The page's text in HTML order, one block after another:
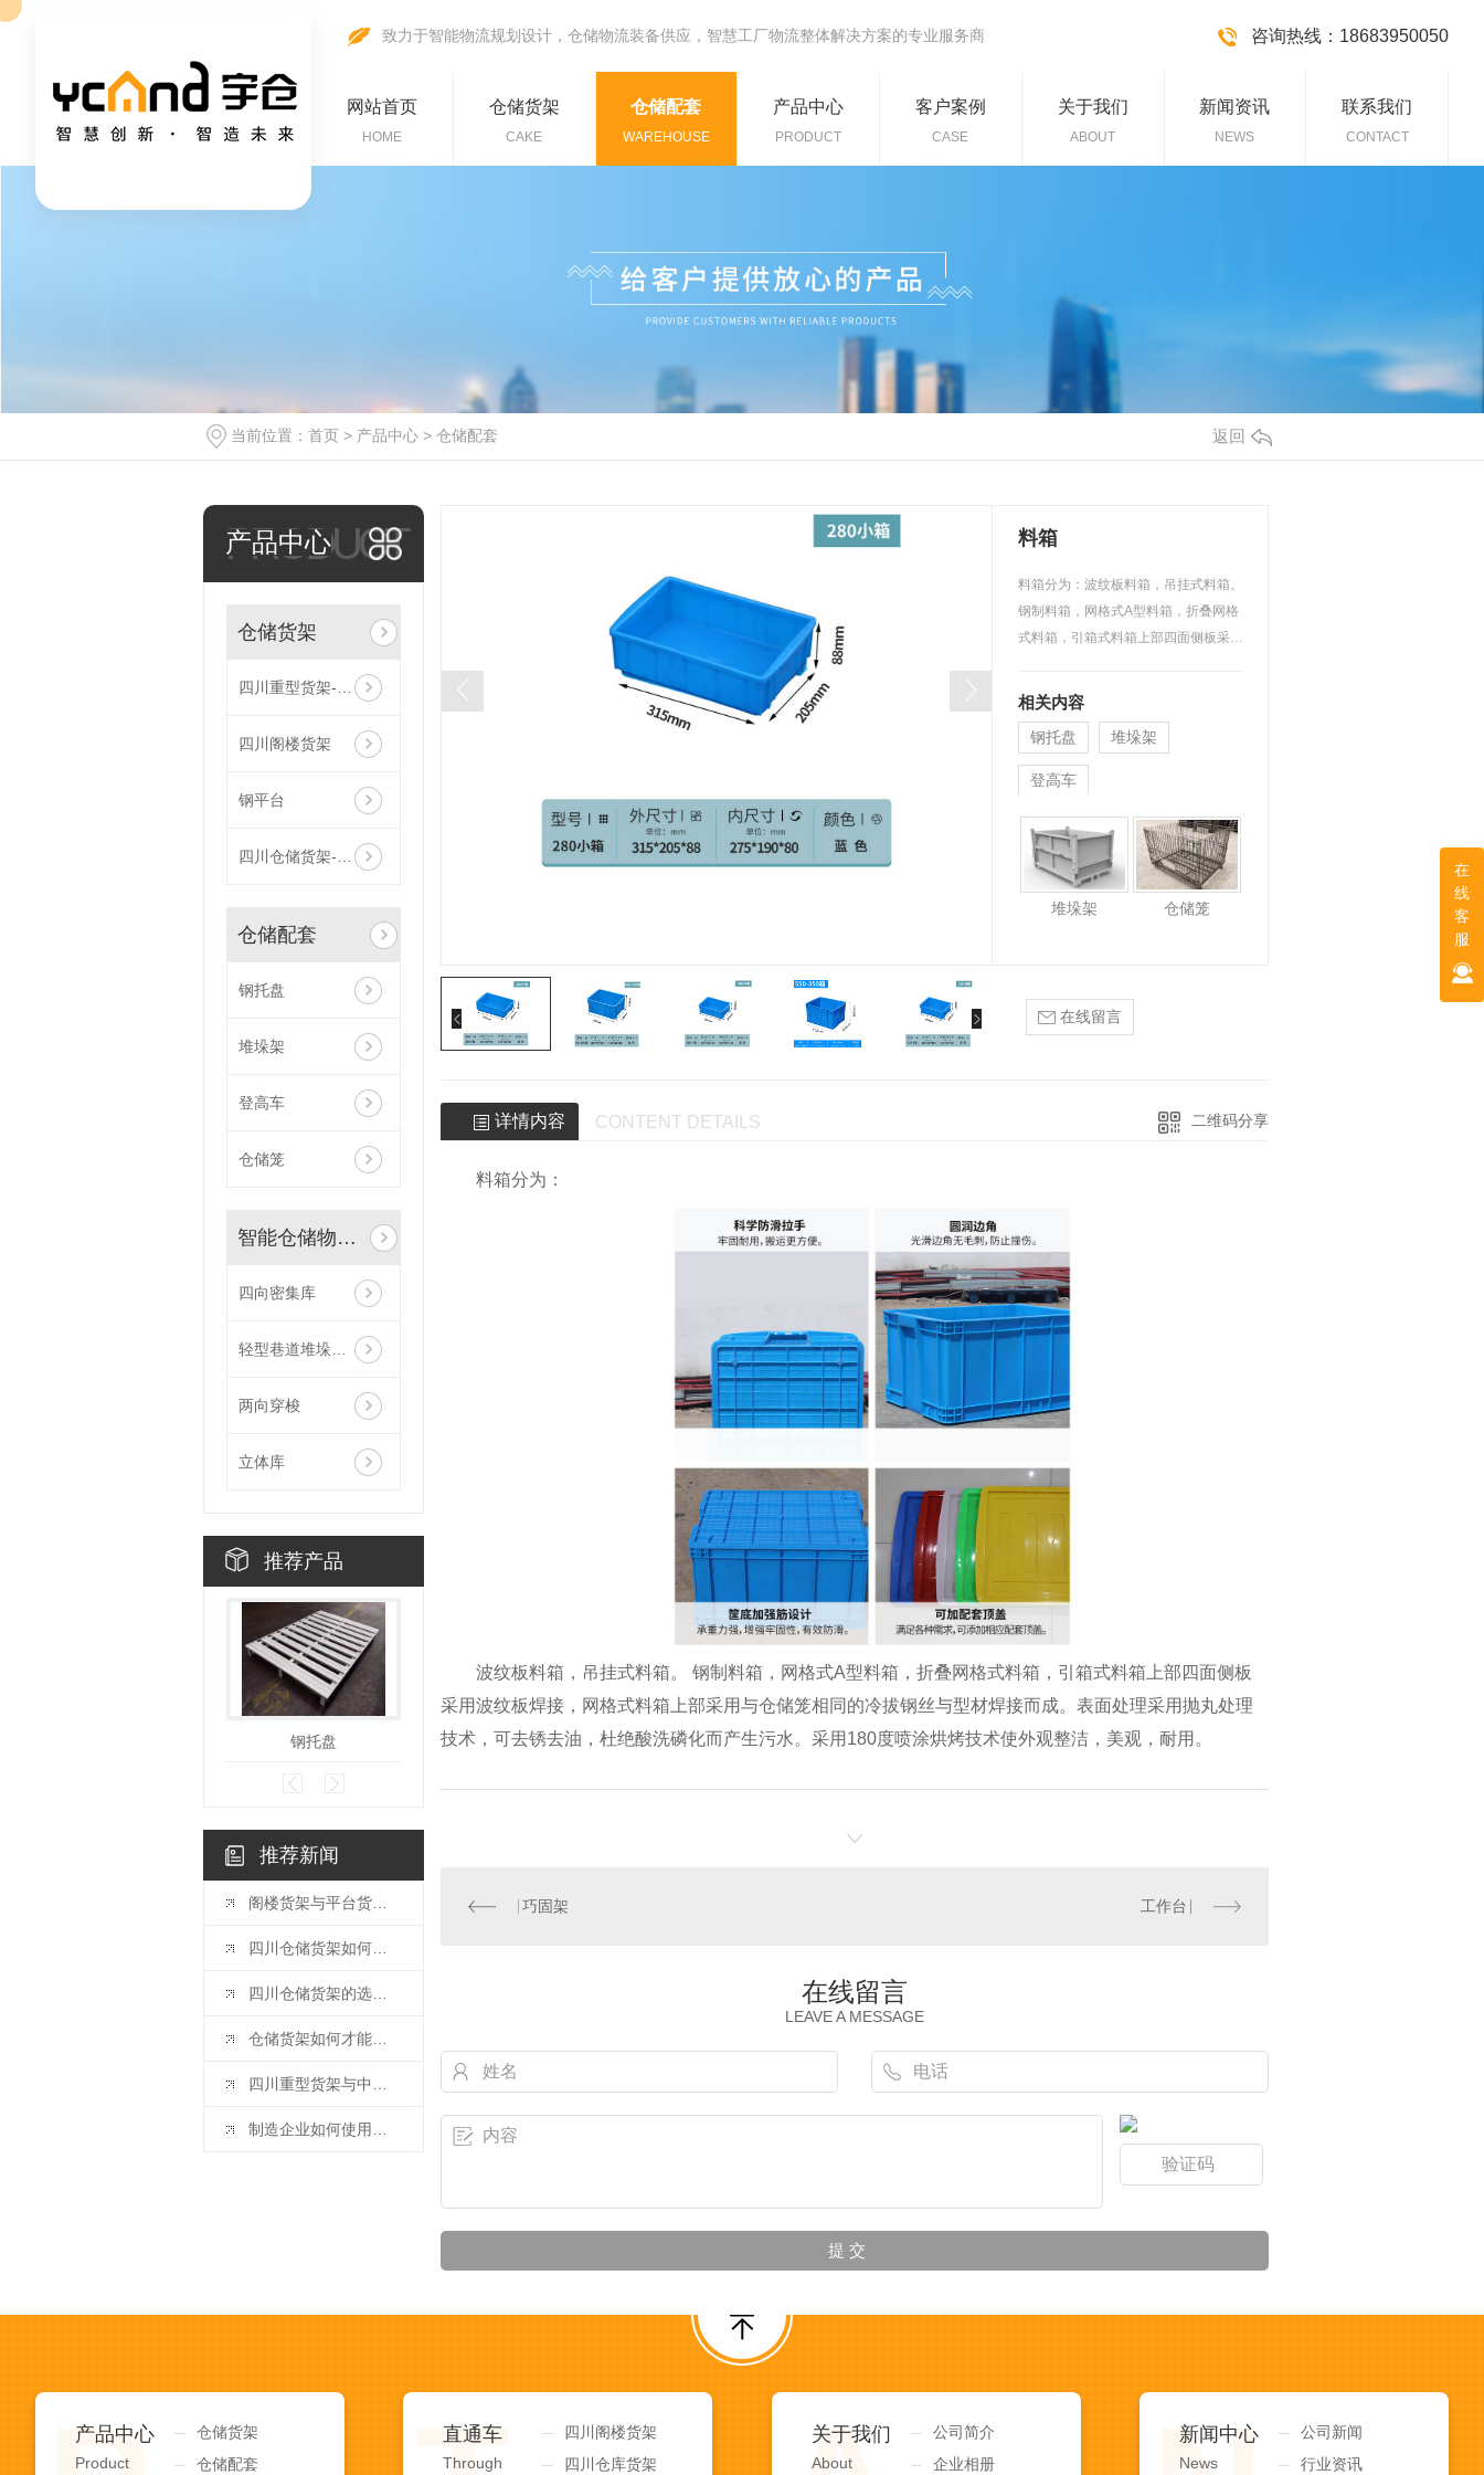
致力于智能物流规划设计，仓储物流装备供应，智慧工厂物流整体解决方案的专业服务商 咨询热线：18683950050
网站首页
HOME
仓储货架
CAKE
仓储配套
WAREHOUSE
产品中心
PRODUCT
客户案例
CASE
关于我们
ABOUT
新闻资讯
NEWS
联系我们
CONTACT
当前位置： 首页 > 产品中心 > 仓储配套 返回
PRODUCT
产品中心
仓储货架
四川重型货架-横梁式
四川阁楼货架
钢平台
四川仓储货架-模具货架
仓储配套
钢托盘
堆垛架
登高车
仓储笼
智能仓储物流系统
四向密集库
轻型巷道堆垛机立体库
两向穿梭
立体库
推荐产品
钢托盘 堆垛架 登高车 仓储笼
推荐新闻
阁楼货架与平台货架该怎么选择？？？
四川仓储货架如何更好的做好防锈呢？
四川仓储货架的选购需要考虑哪些呢？
仓储货架如何才能设计出众？这七大因素缺一不可！
四川重型货架与中型货架两者有何区别，如何区分呢？
制造企业如何使用四川仓储货架提高仓储物流效率
料箱
料箱分为：波纹板料箱，吊挂式料箱。
钢制料箱，网格式A型料箱，折叠网格
式料箱，引箱式料箱上部四面侧板采用
相关内容
钢托盘 堆垛架
登高车
堆垛架 仓储笼
在线留言
详情内容 CONTENT DETAILS 二维码分享
料箱分为：
波纹板料箱，吊挂式料箱。 钢制料箱，网格式A型料箱，折叠网格式料箱，引箱式料箱上部四面侧板
采用波纹板焊接，网格式料箱上部采用与仓储笼相同的冷拔钢丝与型材焊接而成。表面处理采用抛丸处理
技术，可去锈去油，杜绝酸洗磷化而产生污水。采用180度喷涂烘烤技术使外观整洁，美观，耐用。
巧固架 工作台
在线留言
LEAVE A MESSAGE
产品中心
Product
仓储货架
仓储配套
直通车
Through
四川阁楼货架
四川仓库货架
关于我们
About
公司简介
企业相册
新闻中心
News
公司新闻
行业资讯
在
线
客
服